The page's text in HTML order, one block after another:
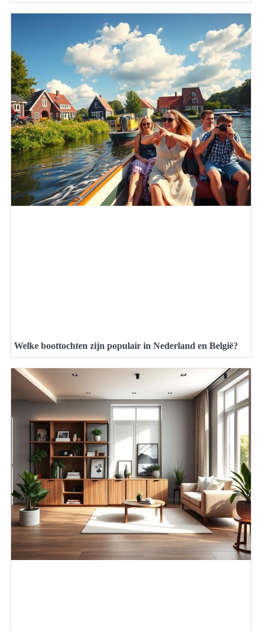
Welke boottochten zijn populair in Nederland en België?